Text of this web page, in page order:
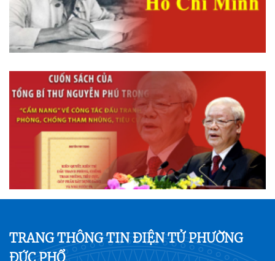
TRANG THÔNG TIN ĐIỆN TỬ PHƯỜNG
ĐỨC PHỔ